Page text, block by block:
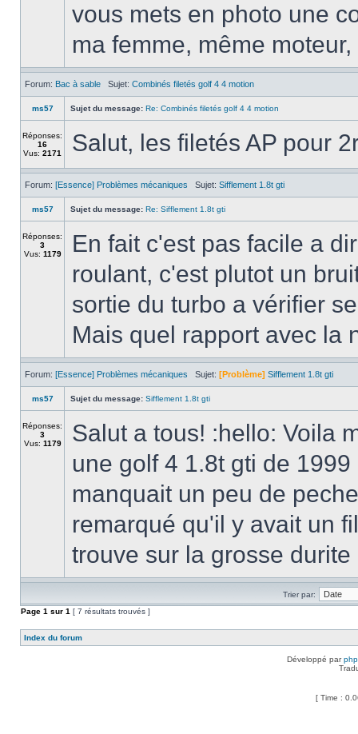
vous mets en photo une
ma femme, même
Forum: Bac à sable Sujet: Combinés filetés golf 4 4 motion
ms57 Sujet du message: Re: Combinés filetés golf 4 4 motion
Réponses:
16
Vus: 2171 Salut, les filetés AP pour
Forum: [Essence] Problèmes mécaniques Sujet: Sifflement 1.8t gti
ms57 Sujet du message: Re: Sifflement 1.8t gti
Réponses:
3
Vus: 1179
En fait c'est pas facile a
roulant, c'est plutot un
sortie du turbo a vérifier
Mais quel rapport avec la
Forum: [Essence] Problèmes mécaniques Sujet: [Problème] Sifflement 1.8t gti
ms57 Sujet du message: Sifflement 1.8t gti
Réponses:
3
Vus: 1179
Salut a tous! :hello: Voila
une golf 4 1.8t gti de
manquait un peu de
remarqué qu'il y avait un
trouve sur la grosse
Trier par:
Page 1 sur 1 [ 7 résultats trouvés ]
Index du forum
Développé par
[ Time :